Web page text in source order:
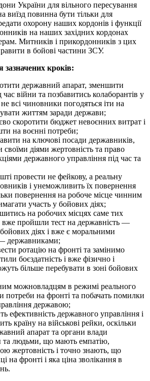
України для вільного пересування
виїзд повинна бути тільки для
охорону наших кордонів і функції
на наших західних кордонах
Митників і прикордонників з цих
в бойові частини ЗСУ.
кроків:
державний апарат, зменшити
війни та позбавитись колаборантів у
не всі чиновники погодяться іти на
життям заради держави;
скоротити бюджет невоєнних витрат і
на воєнні потреби;
на ключові посади державників,
діями жертовність та право
державного управління під час та
провести не фейкову, а реальну
і унеможливить їх повернення
повернення на робоче місце чинним
участь у бойових діях;
на робочих місцях саме тих
вже пройшли тест на державність —
діях і вже є моральними
державниками;
ротацію на фронті та замінимо
боєздатність і вже фізично і
більше перебувати в зоні бойових
можновладцям в режимі реального
потреби на фронті та побачать помилки
державою;
ефективність державного управління і
країну на військові рейки, оскільки
апарат та органи влади
та людьми, що мають емпатію,
жертовність і точно знають, що
на фронті і яка ціна зволікання в